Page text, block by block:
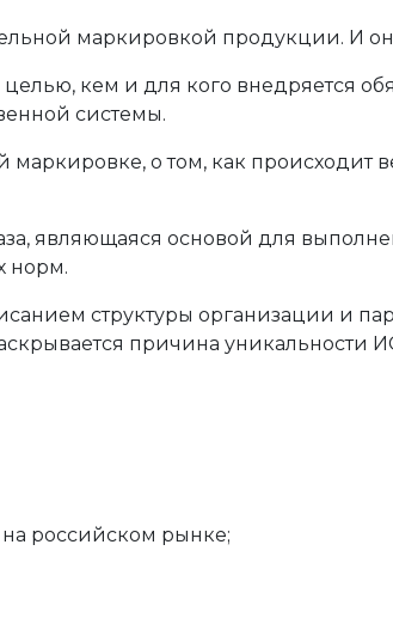
маркировкой продукции. И
кем и для кого внедряется
системы.
о том, как происходит
являющаяся основой для
норм.
структуры организации и
причина уникальности
российском рынке;